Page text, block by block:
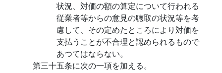
状況、対価の額の算定について行われる
従業者等からの意見の聴取の状況等を考
慮して、その定めたところにより対価を
支払うことが不合理と認められるもので
あつてはならない。
第三十五条に次の一項を加える。